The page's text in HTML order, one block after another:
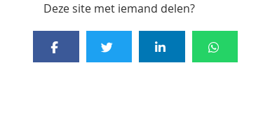
Deze site met iemand delen?